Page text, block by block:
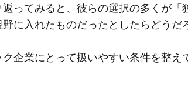
ってみると、彼らの選択の多くが「
に入れたものだったとしたらどうだ
企業にとって扱いやすい条件を整え